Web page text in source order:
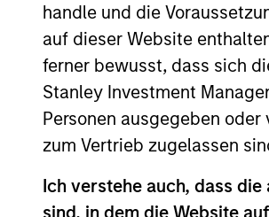
handle und die
auf dieser Website
ferner bewusst, dass sich
Stanley Investment
Personen ausgegeben
zum Vertrieb zugelassen
Ich verstehe auch, dass
sind, in dem die Website
Die Wertentwicklung in der
sinken. Alle Performanceangaben
Management.
Klicken Sie auf den Fondsnamen,
*Basiswährung des Fonds